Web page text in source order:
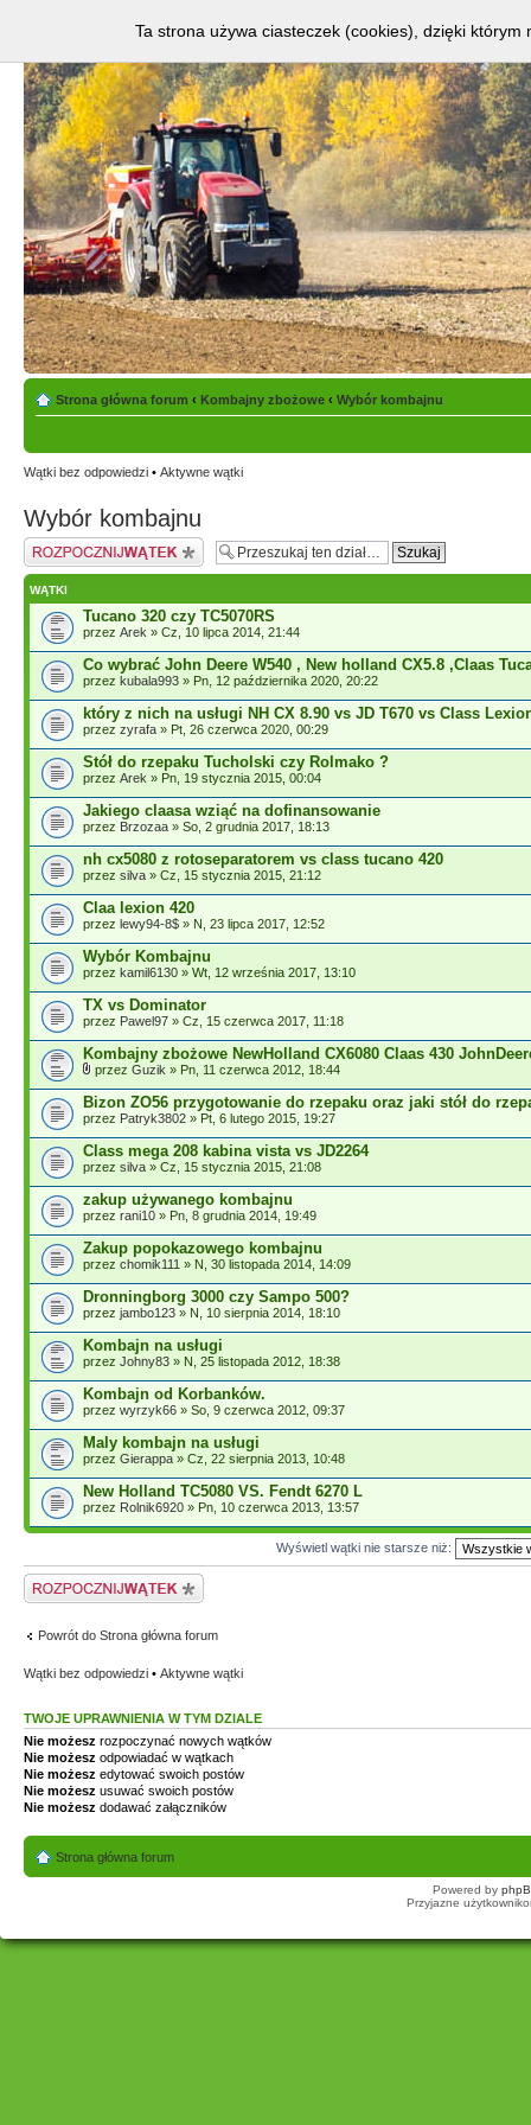
Strona główna forum ‹ Kombajny zbożowe ‹ Wybór kombajnu
Wątki bez odpowiedzi • Aktywne wątki
Wybór kombajnu
Napisz wątek
WĄTKI
Tucano 320 czy TC5070RS
przez Arek » Cz, 10 lipca 2014, 21:44
Co wybrać John Deere W540 , New holland CX5.8 ,Claas
przez kubala993 » Pn, 12 października 2020, 20:22
który z nich na usługi NH CX 8.90 vs JD T670 vs Class
przez zyrafa » Pt, 26 czerwca 2020, 00:29
Stół do rzepaku Tucholski czy Rolmako ?
przez Arek » Pn, 19 stycznia 2015, 00:04
Jakiego claasa wziąć na dofinansowanie
przez Brzozaa » So, 2 grudnia 2017, 18:13
nh cx5080 z rotoseparatorem vs class tucano 420
przez silva » Cz, 15 stycznia 2015, 21:12
Claa lexion 420
przez lewy94-8$ » N, 23 lipca 2017, 12:52
Wybór Kombajnu
przez kamil6130 » Wt, 12 września 2017, 13:10
TX vs Dominator
przez Pawel97 » Cz, 15 czerwca 2017, 11:18
Kombajny zbożowe NewHolland CX6080 Claas 430
przez Guzik » Pn, 11 czerwca 2012, 18:44
Bizon ZO56 przygotowanie do rzepaku oraz jaki stół do
przez Patryk3802 » Pt, 6 lutego 2015, 19:27
Class mega 208 kabina vista vs JD2264
przez silva » Cz, 15 stycznia 2015, 21:08
zakup używanego kombajnu
przez rani10 » Pn, 8 grudnia 2014, 19:49
Zakup popokazowego kombajnu
przez chomik111 » N, 30 listopada 2014, 14:09
Dronningborg 3000 czy Sampo 500?
przez jambo123 » N, 10 sierpnia 2014, 18:10
Kombajn na usługi
przez Johny83 » N, 25 listopada 2012, 18:38
Kombajn od Korbanków.
przez wyrzyk66 » So, 9 czerwca 2012, 09:37
Maly kombajn na usługi
przez Gierappa » Cz, 22 sierpnia 2013, 10:48
New Holland TC5080 VS. Fendt 6270 L
przez Rolnik6920 » Pn, 10 czerwca 2013, 13:57
Wyświetl wątki nie starsze niż:
Napisz wątek
Powrót do Strona główna forum
Wątki bez odpowiedzi • Aktywne wątki
TWOJE UPRAWNIENIA W TYM DZIALE
Nie możesz rozpoczynać nowych wątków
Nie możesz odpowiadać w wątkach
Nie możesz edytować swoich postów
Nie możesz usuwać swoich postów
Nie możesz dodawać załączników
Strona główna forum
Powered by
Przyjazne
Ta strona używa ciasteczek (cookies), dzięki którym